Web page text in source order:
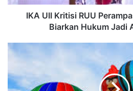
IKA UII Kritisi RUU
Biarkan Hukum Jadi